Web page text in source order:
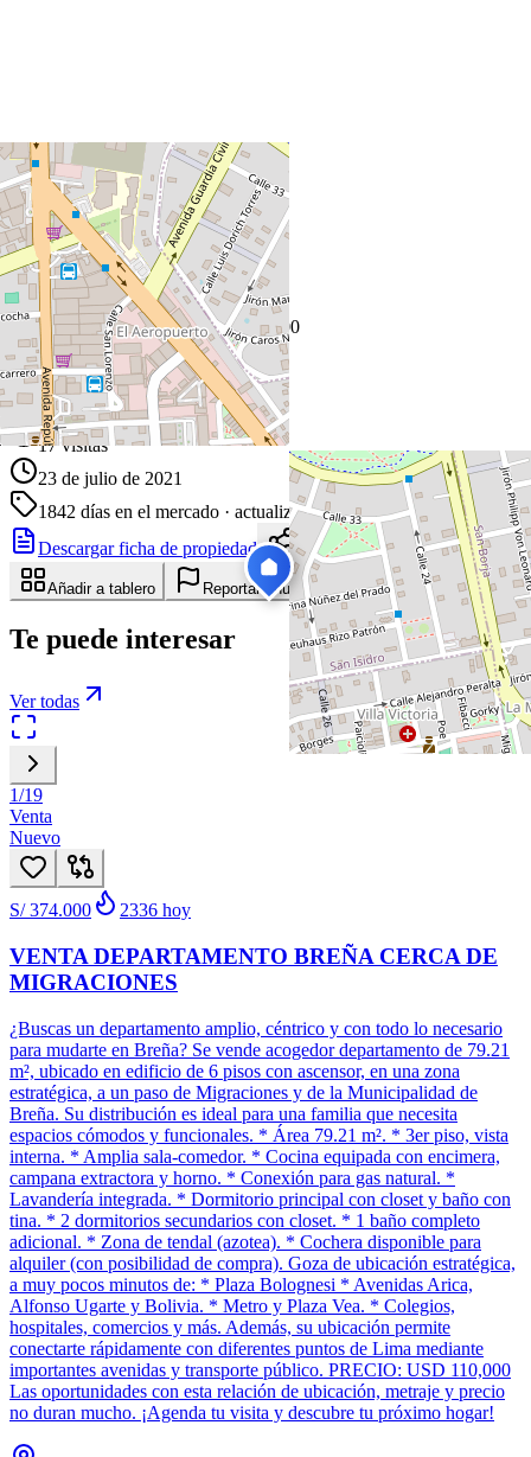
+−
Leaflet |©OpenStreetMap
Coordenadas:-12.100700,-77.014600
Cómo llegar
Publicado 23 de julio de 2021
17visitas
23 de julio de 2021
1842 días en el mercado · actualizado hace 2 días
Descargar ficha de propiedad
Compartir
Añadir a tablero Reportar anuncio
Te puede interesar
Ver todas
1/19
Venta
Nuevo
S/ 374.000 2336 hoy
VENTA DEPARTAMENTO BREÑA CERCA DE
MIGRACIONES
¿Buscas un departamento amplio, céntrico y con todo lo necesario
para mudarte en Breña? Se vende acogedor departamento de 79.21
m², ubicado en edificio de 6 pisos con ascensor, en una zona
estratégica, a un paso de Migraciones y de la Municipalidad de
Breña. Su distribución es ideal para una familia que necesita
espacios cómodos y funcionales. * Área 79.21 m². * 3er piso, vista
interna. * Amplia sala-comedor. * Cocina equipada con encimera,
campana extractora y horno. * Conexión para gas natural. *
Lavandería integrada. * Dormitorio principal con closet y baño con
tina. * 2 dormitorios secundarios con closet. * 1 baño completo
adicional. * Zona de tendal (azotea). * Cochera disponible para
alquiler (con posibilidad de compra). Goza de ubicación estratégica,
a muy pocos minutos de: * Plaza Bolognesi * Avenidas Arica,
Alfonso Ugarte y Bolivia. * Metro y Plaza Vea. * Colegios,
hospitales, comercios y más. Además, su ubicación permite
conectarte rápidamente con diferentes puntos de Lima mediante
importantes avenidas y transporte público. PRECIO: USD 110,000
Las oportunidades con esta relación de ubicación, metraje y precio
no duran mucho. ¡Agenda tu visita y descubre tu próximo hogar!